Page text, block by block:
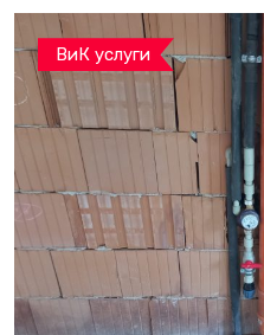
ВиК услуги